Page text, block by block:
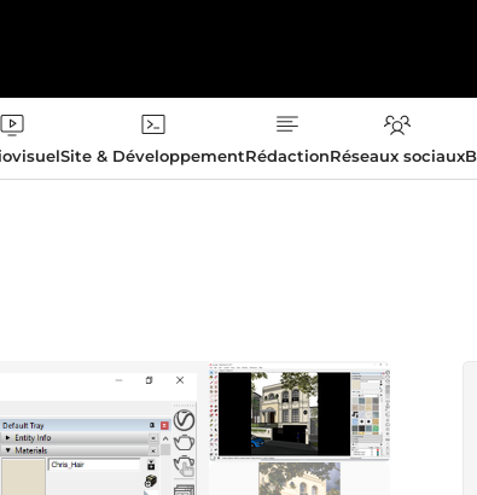
Site & DéveloppementRédactionRéseaux sociaux